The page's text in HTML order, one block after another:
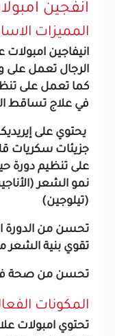
انفجين
المميزات
انيفاجين
الرجال تعمل
كما تعمل على
في علاج تساقط
يحتوي على
جزيئات سكريات
على تنظيم دورة
نمو الشعر
(تيلوجين)
تحسن من الدورة
تقوي بنية الشعر
تحسن من صحة
المكونات
تحتوي امبولات